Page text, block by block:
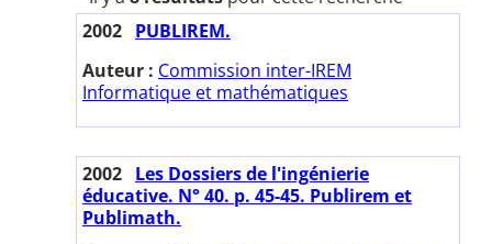
2002 PUBLIREM.
Auteur : Commission inter-IREM
Informatique et mathématiques
2002 Les Dossiers de l'ingénierie
éducative. N° 40. p. 45-45. Publirem et
Publimath.